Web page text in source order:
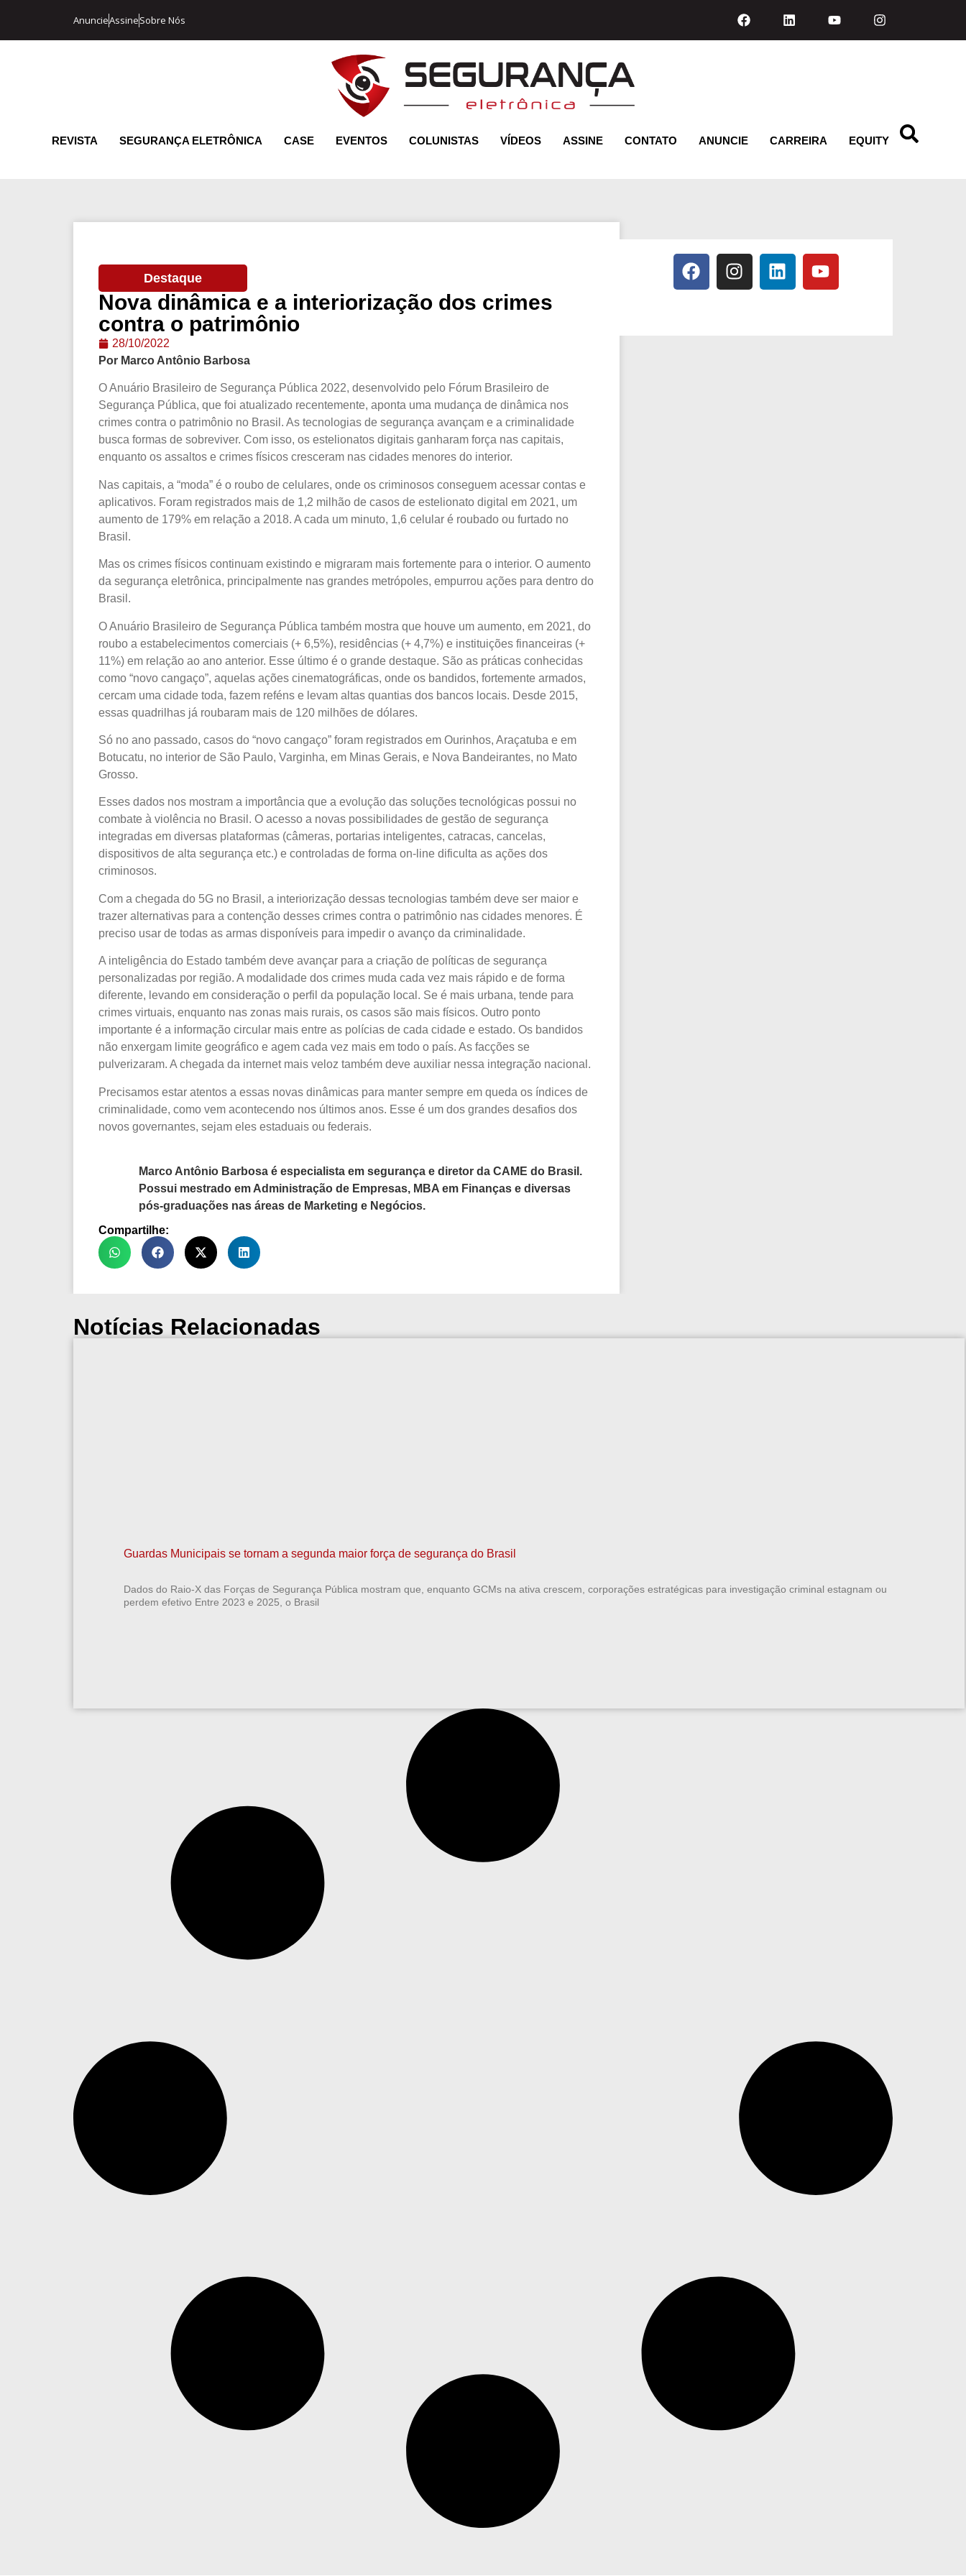
AnuncieAssineSobre Nós
REVISTA SEGURANÇA ELETRÔNICA CASE EVENTOS COLUNISTAS VÍDEOS ASSINE CONTATO ANUNCIE CARREIRA EQUITY
Destaque
Nova dinâmica e a interiorização dos crimes
contra o patrimônio
28/10/2022
Por Marco Antônio Barbosa
O Anuário Brasileiro de Segurança Pública 2022, desenvolvido pelo Fórum Brasileiro de
Segurança Pública, que foi atualizado recentemente, aponta uma mudança de dinâmica nos
crimes contra o patrimônio no Brasil. As tecnologias de segurança avançam e a criminalidade
busca formas de sobreviver. Com isso, os estelionatos digitais ganharam força nas capitais,
enquanto os assaltos e crimes físicos cresceram nas cidades menores do interior.
Nas capitais, a “moda” é o roubo de celulares, onde os criminosos conseguem acessar contas e
aplicativos. Foram registrados mais de 1,2 milhão de casos de estelionato digital em 2021, um
aumento de 179% em relação a 2018. A cada um minuto, 1,6 celular é roubado ou furtado no
Brasil.
Mas os crimes físicos continuam existindo e migraram mais fortemente para o interior. O aumento
da segurança eletrônica, principalmente nas grandes metrópoles, empurrou ações para dentro do
Brasil.
O Anuário Brasileiro de Segurança Pública também mostra que houve um aumento, em 2021, do
roubo a estabelecimentos comerciais (+ 6,5%), residências (+ 4,7%) e instituições financeiras (+
11%) em relação ao ano anterior. Esse último é o grande destaque. São as práticas conhecidas
como “novo cangaço”, aquelas ações cinematográficas, onde os bandidos, fortemente armados,
cercam uma cidade toda, fazem reféns e levam altas quantias dos bancos locais. Desde 2015,
essas quadrilhas já roubaram mais de 120 milhões de dólares.
Só no ano passado, casos do “novo cangaço” foram registrados em Ourinhos, Araçatuba e em
Botucatu, no interior de São Paulo, Varginha, em Minas Gerais, e Nova Bandeirantes, no Mato
Grosso.
Esses dados nos mostram a importância que a evolução das soluções tecnológicas possui no
combate à violência no Brasil. O acesso a novas possibilidades de gestão de segurança
integradas em diversas plataformas (câmeras, portarias inteligentes, catracas, cancelas,
dispositivos de alta segurança etc.) e controladas de forma on-line dificulta as ações dos
criminosos.
Com a chegada do 5G no Brasil, a interiorização dessas tecnologias também deve ser maior e
trazer alternativas para a contenção desses crimes contra o patrimônio nas cidades menores. É
preciso usar de todas as armas disponíveis para impedir o avanço da criminalidade.
A inteligência do Estado também deve avançar para a criação de políticas de segurança
personalizadas por região. A modalidade dos crimes muda cada vez mais rápido e de forma
diferente, levando em consideração o perfil da população local. Se é mais urbana, tende para
crimes virtuais, enquanto nas zonas mais rurais, os casos são mais físicos. Outro ponto
importante é a informação circular mais entre as polícias de cada cidade e estado. Os bandidos
não enxergam limite geográfico e agem cada vez mais em todo o país. As facções se
pulverizaram. A chegada da internet mais veloz também deve auxiliar nessa integração nacional.
Precisamos estar atentos a essas novas dinâmicas para manter sempre em queda os índices de
criminalidade, como vem acontecendo nos últimos anos. Esse é um dos grandes desafios dos
novos governantes, sejam eles estaduais ou federais.
Marco Antônio Barbosa é especialista em segurança e diretor da CAME do Brasil.
Possui mestrado em Administração de Empresas, MBA em Finanças e diversas
pós-graduações nas áreas de Marketing e Negócios.
Compartilhe:
Notícias Relacionadas
Guardas Municipais se tornam a segunda maior força de segurança do Brasil
Dados do Raio-X das Forças de Segurança Pública mostram que, enquanto GCMs na ativa crescem, corporações estratégicas para investigação criminal estagnam ou
perdem efetivo Entre 2023 e 2025, o Brasil